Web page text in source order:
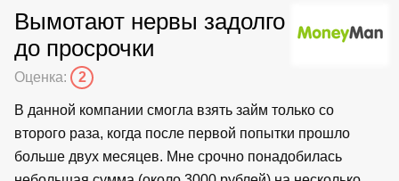
Вымотают нервы задолго
до просрочки
Оценка: 2
В данной компании смогла взять займ только со
второго раза, когда после первой попытки прошло
больше двух месяцев. Мне срочно понадобилась